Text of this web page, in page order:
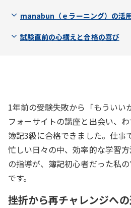
manabun（ｅラーニング）の活
試験直前の心構えと合格の喜び
1年前の受験失敗から「もういい
フォーサイトの講座と出会い、
簿記3級に合格できました。仕事
忙しい日々の中、効率的な学習
の指導が、簿記初心者だった私
です。
挫折から再チャレンジへ